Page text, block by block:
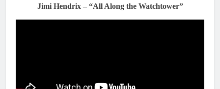
Jimi Hendrix – “All Along the Watchtower”